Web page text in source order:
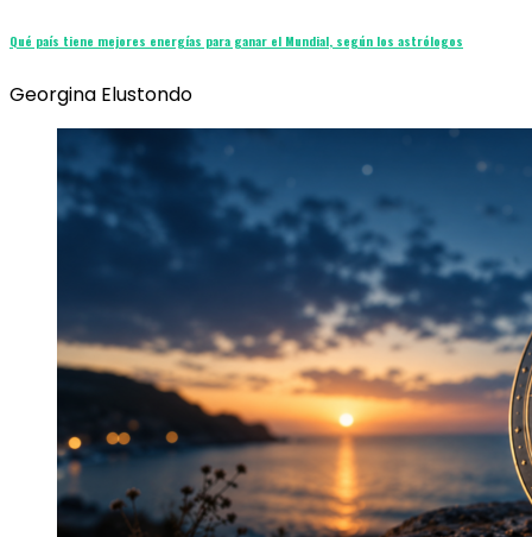
Qué país tiene mejores energías para ganar el Mundial, según los astrólogos
Georgina Elustondo